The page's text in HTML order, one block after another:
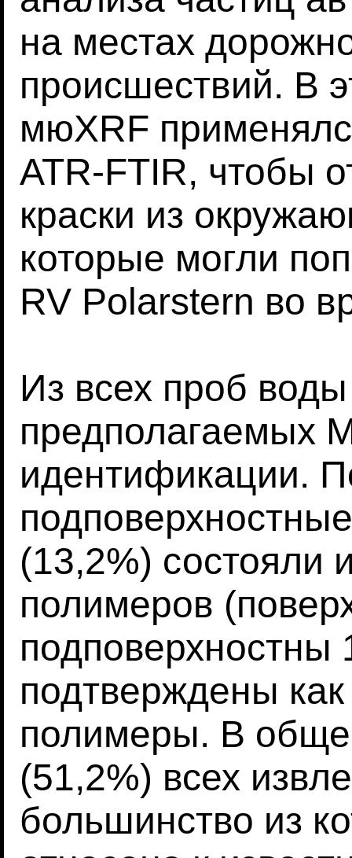
на местах
происшествий. В
мюXRF
ATR-FTIR, чтобы
краски из
которые могли
RV Polarstern во
Из всех проб
предполагаемых
идентификации.
(13,2%) состояли
полимеров
подповерхностны
подтверждены
полимеры. В
(51,2%) всех
большинство из